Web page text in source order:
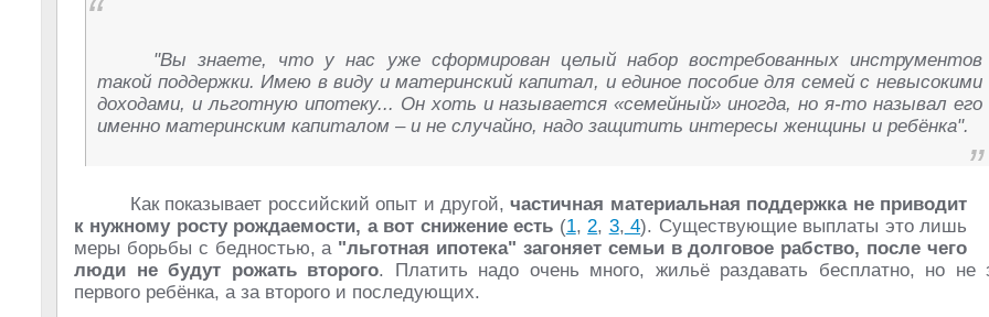
"Вы знаете, что у нас уже сформирован целый набор востребованных инструментов
такой поддержки. Имею в виду и материнский капитал, и единое пособие для семей с невысокими
доходами, и льготную ипотеку... Он хоть и называется «семейный» иногда, но я-то называл его
именно материнским капиталом – и не случайно, надо защитить интересы женщины и ребёнка".
Как показывает российский опыт и другой,частичная материальная поддержка не приводит
к нужному росту рождаемости, а вот снижение есть (1,2, 3, 4). Существующие выплаты это лишь
меры борьбы с бедностью, а"льготная ипотека" загоняет семьи в долговое рабство, после чего
люди не будут рожать второго. Платить надо очень много, жильё раздавать бесплатно, но не
первого ребёнка, а за второго и последующих.